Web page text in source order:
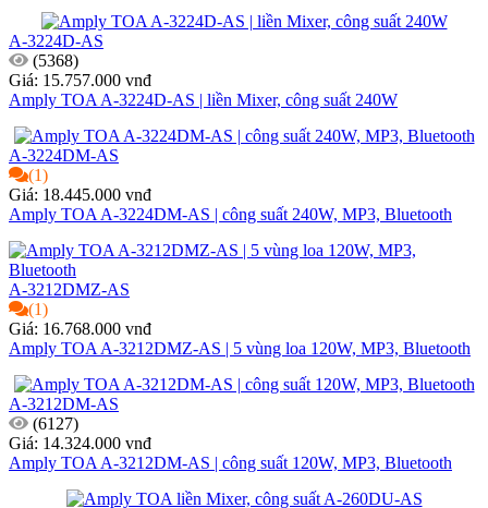
A-3224D-AS
(5368)
Giá: 15.757.000 vnđ
Amply TOA A-3224D-AS | liền Mixer, công suất 240W
A-3224DM-AS
(1)
Giá: 18.445.000 vnđ
Amply TOA A-3224DM-AS | công suất 240W, MP3, Bluetooth
A-3212DMZ-AS
(1)
Giá: 16.768.000 vnđ
Amply TOA A-3212DMZ-AS | 5 vùng loa 120W, MP3, Bluetooth
A-3212DM-AS
(6127)
Giá: 14.324.000 vnđ
Amply TOA A-3212DM-AS | công suất 120W, MP3, Bluetooth